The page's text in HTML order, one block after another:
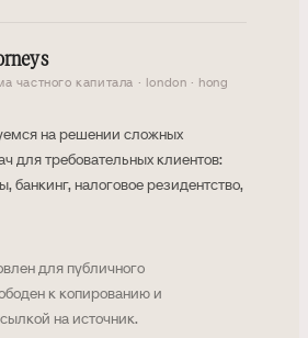
частного капитала · london · hong
на решении сложных
для требовательных клиентов:
банкинг, налоговое резидентство,
для публичного
к копированию и
на источник.